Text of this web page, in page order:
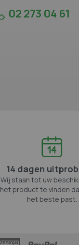
02 273 04 61
14 dagen
Wij staan tot uw
het product te vinden
het beste past.